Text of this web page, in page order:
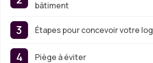
bâtiment
Étapes pour concevoir votre
Piège à éviter